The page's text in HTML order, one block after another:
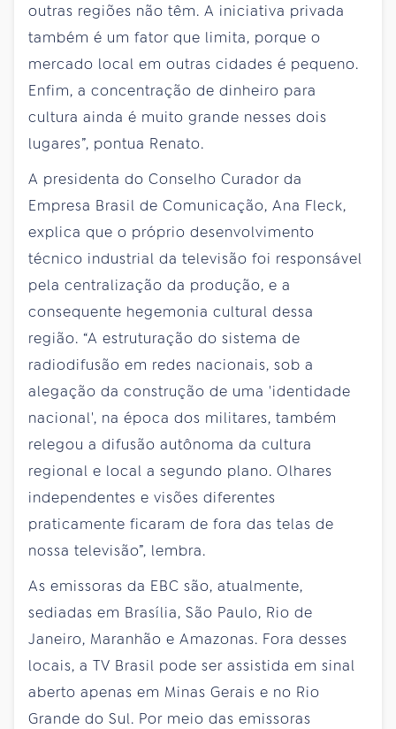
outras regiões não têm. A iniciativa privada
também é um fator que limita, porque o
mercado local em outras cidades é pequeno.
Enfim, a concentração de dinheiro para
cultura ainda é muito grande nesses dois
lugares”, pontua Renato.
A presidenta do Conselho Curador da
Empresa Brasil de Comunicação, Ana Fleck,
explica que o próprio desenvolvimento
técnico industrial da televisão foi responsável
pela centralização da produção, e a
consequente hegemonia cultural dessa
região. “A estruturação do sistema de
radiodifusão em redes nacionais, sob a
alegação da construção de uma 'identidade
nacional', na época dos militares, também
relegou a difusão autônoma da cultura
regional e local a segundo plano. Olhares
independentes e visões diferentes
praticamente ficaram de fora das telas de
nossa televisão”, lembra.
As emissoras da EBC são, atualmente,
sediadas em Brasília, São Paulo, Rio de
Janeiro, Maranhão e Amazonas. Fora desses
locais, a TV Brasil pode ser assistida em sinal
aberto apenas em Minas Gerais e no Rio
Grande do Sul. Por meio das emissoras